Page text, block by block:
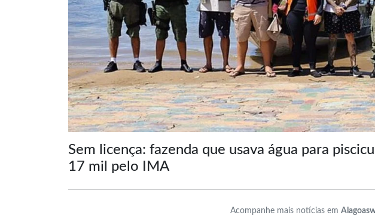
Sem licença: fazenda que usava água para
17 mil pelo IMA
Acompanhe mais notícias em